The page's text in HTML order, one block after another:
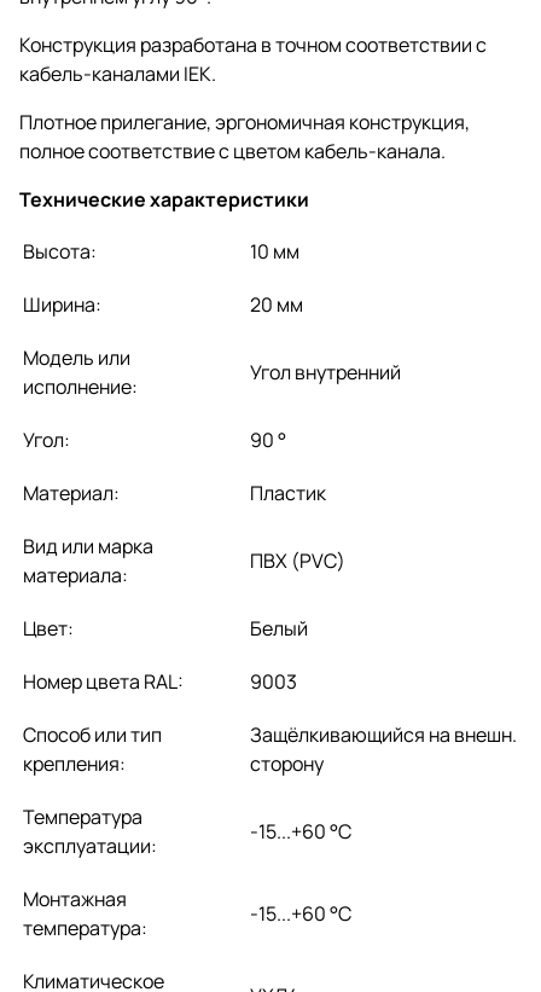
Конструкция разработана в точном соответствии с
кабель-каналами IEK.
Плотное прилегание, эргономичная конструкция,
полное соответствие с цветом кабель-канала.
Технические характеристики
Высота:
10 мм
Ширина:
20 мм
Модель или
исполнение:
Угол внутренний
Угол:
90 °
Материал:
Пластик
Вид или марка
материала:
ПВХ (PVC)
Цвет:
Белый
Номер цвета RAL:
9003
Способ или тип
крепления:
Защёлкивающийся на внешн.
сторону
Температура
эксплуатации:
-15...+60 °C
Монтажная
температура:
-15...+60 °C
Климатическое